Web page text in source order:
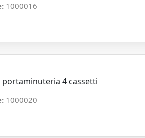
1000016
portaminuteria 4 cassetti
1000020